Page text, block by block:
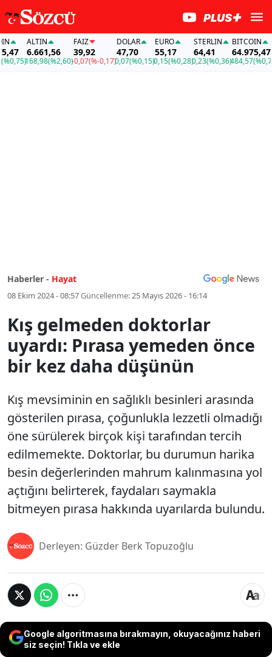
ALTIN
6.661,56
168,98(%2,60)
FAİZ
39,92
-0,07(%-0,17)
DOLAR
47,70
0,07(%0,15)
EURO
55,17
0,15(%0,28)
STERLIN
64,41
0,23(%0,36)
BITCOIN
64.975,47
484,57(%0,75)
Haberler - Hayat
08 Ekim 2024 - 08:57Güncellenme:25 Mayıs 2026 - 16:14
Kış gelmeden doktorlar
uyardı: Pırasa yemeden önce
bir kez daha düşünün
Kış mevsiminin en sağlıklı besinleri arasında
gösterilen pırasa, çoğunlukla lezzetli olmadığı
öne sürülerek birçok kişi tarafından tercih
edilmemekte. Doktorlar, bu durumun harika
besin değerlerinden mahrum kalınmasına yol
açtığını belirterek, faydaları saymakla
bitmeyen pırasa hakkında uyarılarda bulundu.
Derleyen: Güzder Berk Topuzoğlu
Google algoritmasına bırakmayın, okuyacağınız haberi
siz seçin! Tıkla ve ekle